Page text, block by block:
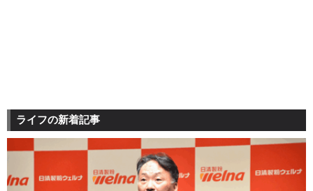
ライフの新着記事